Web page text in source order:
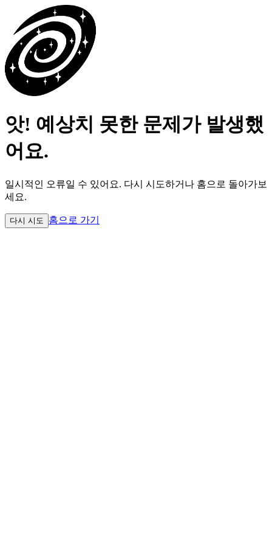
앗! 예상치 못한 문제가 발생했
어요.
일시적인 오류일 수 있어요. 다시 시도하거나 홈으로 돌아가보
세요.
다시 시도 홈으로 가기